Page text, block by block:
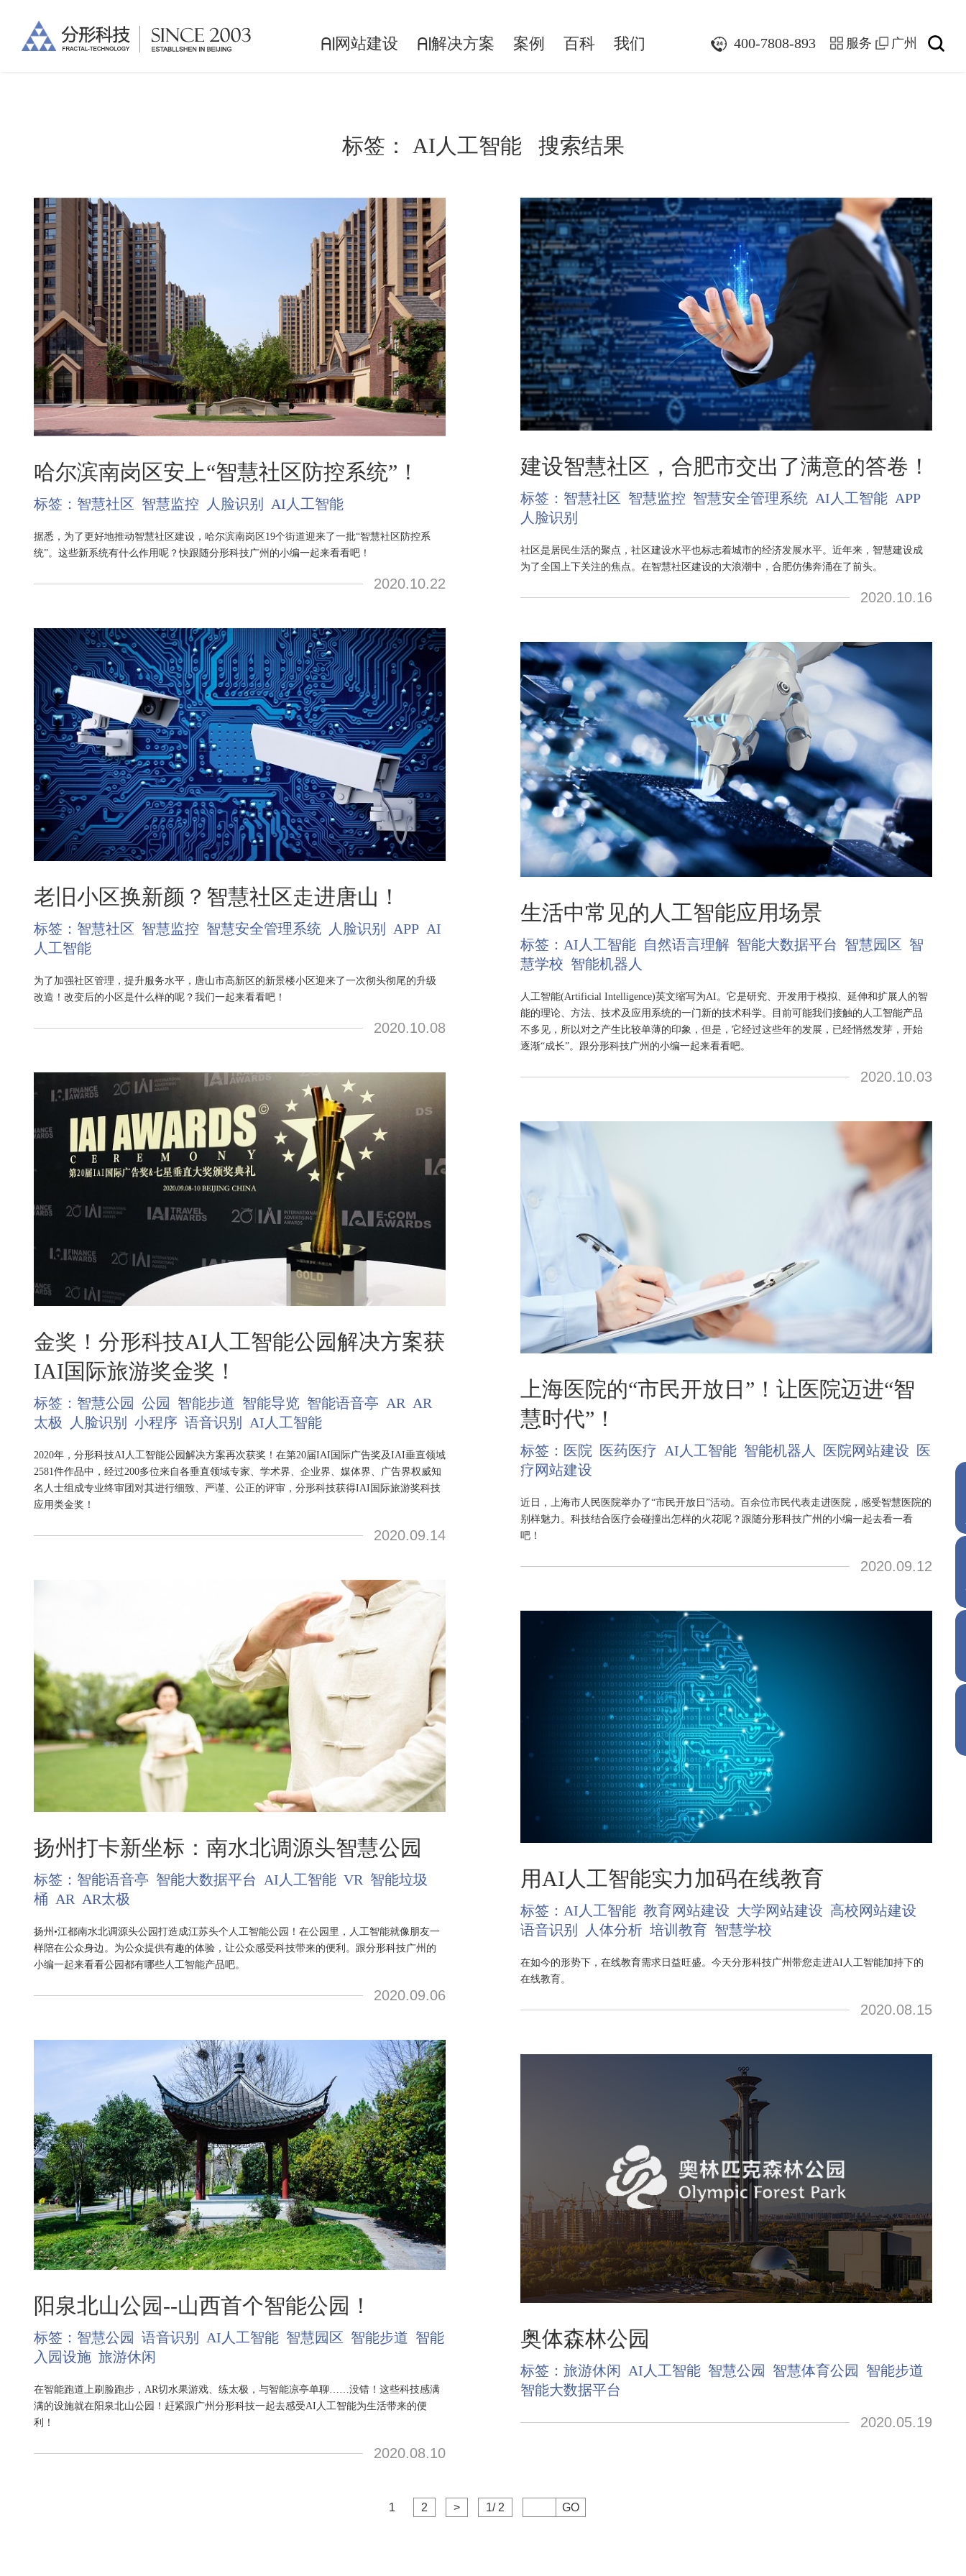
AI 网站建设 AI 解决方案 案例 百科 我们 400-7808-893 服务 广州
标签： AI人工智能 搜索结果
哈尔滨南岗区安上“智慧社区防控系统”！
标签： 智慧社区 智慧监控 人脸识别 AI人工智能
据悉，为了更好地推动智慧社区建设，哈尔滨南岗区19个街道迎来了一批“智慧社区防控系
统”。这些新系统有什么作用呢？快跟随分形科技广州的小编一起来看看吧！
2020.10.22
老旧小区换新颜？智慧社区走进唐山！
标签： 智慧社区 智慧监控 智慧安全管理系统 人脸识别 APP AI
人工智能
为了加强社区管理，提升服务水平，唐山市高新区的新景楼小区迎来了一次彻头彻尾的升级
改造！改变后的小区是什么样的呢？我们一起来看看吧！
2020.10.08
金奖！分形科技AI人工智能公园解决方案获
IAI国际旅游奖金奖！
标签： 智慧公园 公园 智能步道 智能导览 智能语音亭 AR AR
太极
人脸识别 小程序 语音识别 AI人工智能
2020年，分形科技AI人工智能公园解决方案再次获奖！在第20届IAI国际广告奖及IAI垂直领域
2581件作品中，经过200多位来自各垂直领域专家、学术界、企业界、媒体界、广告界权威知
名人士组成专业终审团对其进行细致、严谨、公正的评审，分形科技获得IAI国际旅游奖科技
应用类金奖！
2020.09.14
扬州打卡新坐标：南水北调源头智慧公园
标签： 智能语音亭 智能大数据平台 AI人工智能 VR 智能垃圾
桶 AR AR太极
扬州•江都南水北调源头公园打造成江苏头个人工智能公园！在公园里，人工智能就像朋友一
样陪在公众身边。为公众提供有趣的体验，让公众感受科技带来的便利。跟分形科技广州的
小编一起来看看公园都有哪些人工智能产品吧。
2020.09.06
阳泉北山公园--山西首个智能公园！
标签： 智慧公园 语音识别 AI人工智能 智慧园区 智能步道 智能
入园设施 旅游休闲
在智能跑道上刷脸跑步，AR切水果游戏、练太极，与智能凉亭单聊……没错！这些科技感满
满的设施就在阳泉北山公园！赶紧跟广州分形科技一起去感受AI人工智能为生活带来的便
利！
2020.08.10
建设智慧社区，合肥市交出了满意的答卷！
标签： 智慧社区 智慧监控 智慧安全管理系统 AI人工智能 APP
人脸识别
社区是居民生活的聚点，社区建设水平也标志着城市的经济发展水平。近年来，智慧建设成
为了全国上下关注的焦点。在智慧社区建设的大浪潮中，合肥仿佛奔涌在了前头。
2020.10.16
生活中常见的人工智能应用场景
标签： AI人工智能 自然语言理解 智能大数据平台 智慧园区 智
慧学校 智能机器人
人工智能(Artificial Intelligence)英文缩写为AI。它是研究、开发用于模拟、延伸和扩展人的智
能的理论、方法、技术及应用系统的一门新的技术科学。目前可能我们接触的人工智能产品
不多见，所以对之产生比较单薄的印象，但是，它经过这些年的发展，已经悄然发芽，开始
逐渐“成长”。跟分形科技广州的小编一起来看看吧。
2020.10.03
上海医院的“市民开放日”！让医院迈进“智
慧时代”！
标签： 医院 医药医疗 AI人工智能 智能机器人 医院网站建设
医
疗网站建设
近日，上海市人民医院举办了“市民开放日”活动。百余位市民代表走进医院，感受智慧医院的
别样魅力。科技结合医疗会碰撞出怎样的火花呢？跟随分形科技广州的小编一起去看一看
吧！
2020.09.12
用AI人工智能实力加码在线教育
标签： AI人工智能 教育网站建设 大学网站建设 高校网站建设
语音识别
人体分析 培训教育 智慧学校
在如今的形势下，在线教育需求日益旺盛。今天分形科技广州带您走进AI人工智能加持下的
在线教育。
2020.08.15
奥体森林公园
标签： 旅游休闲 AI人工智能 智慧公园 智慧体育公园
智能步道
智能大数据平台
2020.05.19
1 2 > 1/ 2 GO